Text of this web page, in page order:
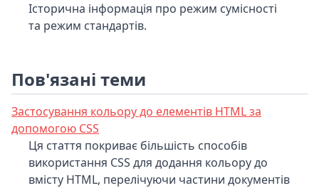
Історична інформація про режим сумісності
та режим стандартів.
Пов'язані теми
Застосування кольору до елементів HTML за
допомогою CSS
Ця стаття покриває більшість способів
використання CSS для додання кольору до
вмісту HTML, перелічуючи частини документів